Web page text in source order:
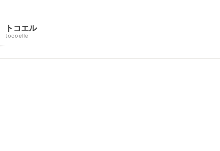
トコエル
tocoelle